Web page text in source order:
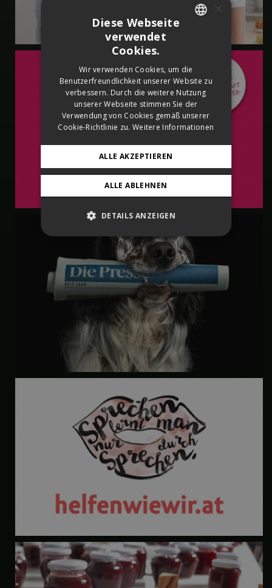
GERMAN
ENGLISH
Diese Webseite
verwendet
Cookies.
Wir verwenden Cookies, um die
Benutzerfreundlichkeit unserer Website zu
verbessern. Durch die weitere Nutzung
unserer Webseite stimmen Sie der
Verwendung von Cookies gemäß unserer
Cookie-Richtlinie zu. Weitere Informationen
ALLE AKZEPTIEREN
ALLE ABLEHNEN
DETAILS ANZEIGEN